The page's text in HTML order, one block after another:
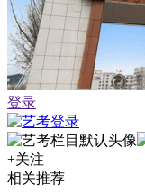
登录
+关注
相关推荐